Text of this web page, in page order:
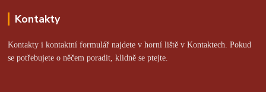
Kontakty
Kontakty i kontaktní formulář najdete v horní liště v Kontaktech. Pokud
se potřebujete o něčem poradit, klidně se ptejte.